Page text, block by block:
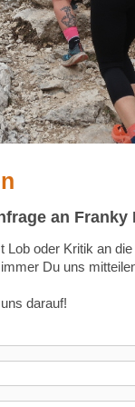
an Franky
Lob oder Kritik an
Du uns
darauf!